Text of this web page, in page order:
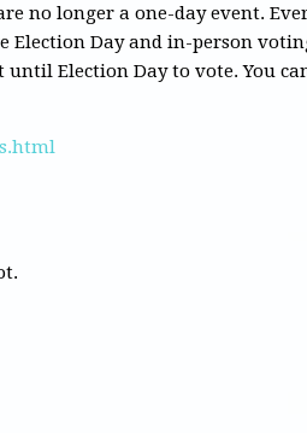
no longer a one-day event.
Day and in-person
Election Day to vote. You